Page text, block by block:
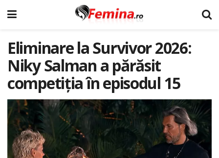
Eliminare la Survivor 2026:
Niky Salman a părăsit
competiția în episodul 15